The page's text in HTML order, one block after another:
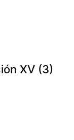
XV (3)